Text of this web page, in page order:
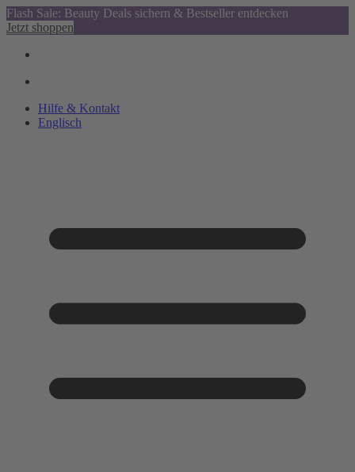
Flash Sale: Beauty Deals sichern & Bestseller entdecken
Jetzt shoppen
Hilfe & Kontakt
Englisch